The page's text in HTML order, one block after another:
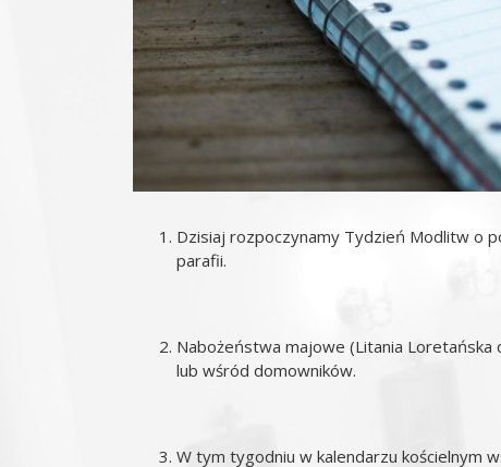
Dzisiaj rozpoczynamy Tydzień Modlitw o
parafii.
Nabożeństwa majowe (Litania
lub wśród domowników.
W tym tygodniu w kalendarzu kościelnym